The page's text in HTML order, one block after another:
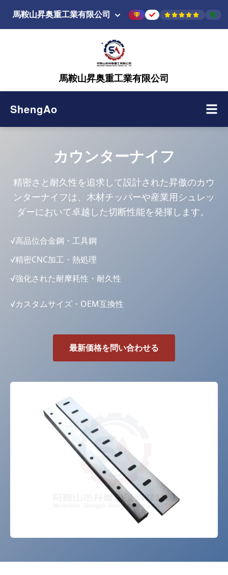
馬鞍山昇奥重工業有限公司
馬鞍山昇奥重工業有限公司
ShengAo
カウンターナイフ
精密さと耐久性を追求して設計された昇傲のカウ
ンターナイフは、木材チッパーや産業用シュレッ
ダーにおいて卓越した切断性能を発揮します。
√高品位合金鋼・工具鋼
√精密CNC加工・熱処理
√強化された耐摩耗性・耐久性
√カスタムサイズ・OEM互換性
最新価格を問い合わせる